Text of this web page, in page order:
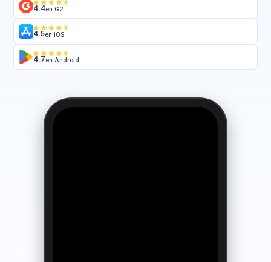
4.4en G2
4.5en iOS
4.7en Android